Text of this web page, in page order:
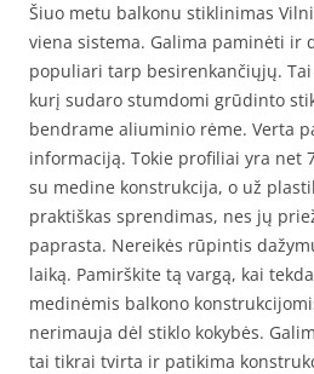
Šiuo metu balkonu stiklinimas
viena sistema. Galima paminėti ir
populiari tarp besirenkančiųjų. Tai
kurį sudaro stumdomi grūdinto
bendrame aliuminio rėme. Verta
informaciją. Tokie profiliai yra net
su medine konstrukcija, o už
praktiškas sprendimas, nes jų
paprasta. Nereikės rūpintis
laiką. Pamirškite tą vargą, kai
medinėmis balkono
nerimauja dėl stiklo kokybės.
tai tikrai tvirta ir patikima